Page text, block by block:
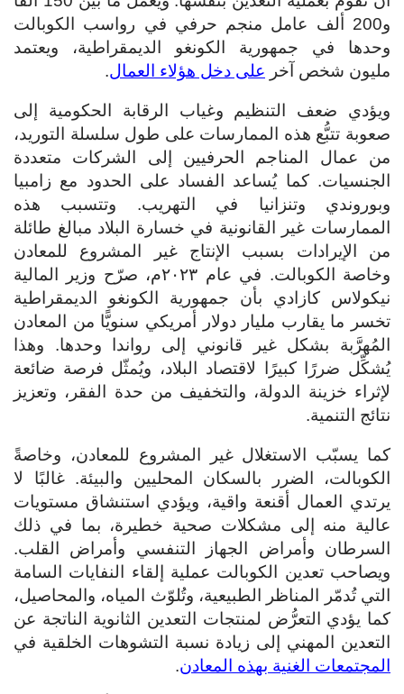
و200 ألف عامل منجم حرفي في رواسب الكوبالت
وحدها في جمهورية الكونغو الديمقراطية، ويعتمد
مليون شخص آخر على دخل هؤلاء العمال.
ويؤدي ضعف التنظيم وغياب الرقابة الحكومية إلى
صعوبة تتبُّع هذه الممارسات على طول سلسلة التوريد،
من عمال المناجم الحرفيين إلى الشركات متعددة
الجنسيات. كما يُساعد الفساد على الحدود مع زامبيا
وبوروندي وتنزانيا في التهريب. وتتسبب هذه
الممارسات غير القانونية في خسارة البلاد مبالغ طائلة
من الإيرادات بسبب الإنتاج غير المشروع للمعادن
وخاصة الكوبالت. في عام ٢٠٢٣م، صرّح وزير المالية
نيكولاس كازادي بأن جمهورية الكونغو الديمقراطية
تخسر ما يقارب مليار دولار أمريكي سنويًّا من المعادن
المُهرَّبة بشكل غير قانوني إلى رواندا وحدها. وهذا
يُشكِّل ضررًا كبيرًا لاقتصاد البلاد، ويُمثّل فرصة ضائعة
لإثراء خزينة الدولة، والتخفيف من حدة الفقر، وتعزيز
نتائج التنمية.
كما يسبّب الاستغلال غير المشروع للمعادن، وخاصةً
الكوبالت، الضرر بالسكان المحليين والبيئة. غالبًا لا
يرتدي العمال أقنعة واقية، ويؤدي استنشاق مستويات
عالية منه إلى مشكلات صحية خطيرة، بما في ذلك
السرطان وأمراض الجهاز التنفسي وأمراض القلب.
ويصاحب تعدين الكوبالت عملية إلقاء النفايات السامة
التي تُدمّر المناظر الطبيعية، وتُلوّث المياه، والمحاصيل،
كما يؤدي التعرُّض لمنتجات التعدين الثانوية الناتجة عن
التعدين المهني إلى زيادة نسبة التشوهات الخلقية في
المجتمعات الغنية بهذه المعادن.